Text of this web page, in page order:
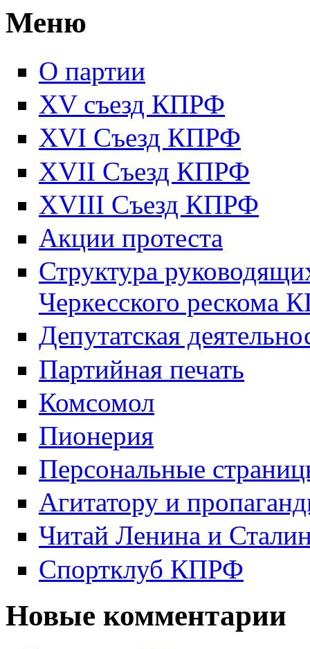
Меню
О партии
XV съезд КПРФ
XVI Съезд КПРФ
XVII Cъезд КПРФ
XVIII Cъезд КПРФ
Акции протеста
Структура
Черкесского рескома
Депутатская
Партийная печать
Комсомол
Пионерия
Персональные
Агитатору и
Читай Ленина и
Спортклуб КПРФ
Новые комментарии